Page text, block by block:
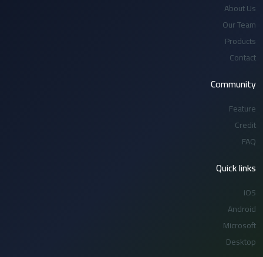
About Us
Our Team
Products
Contact
Community
Feature
Credit
FAQ
Quick links
iOS
Android
Microsoft
Desktop